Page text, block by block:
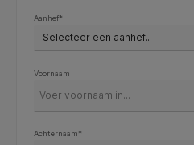
Aanhef*
Voornaam
Achternaam*